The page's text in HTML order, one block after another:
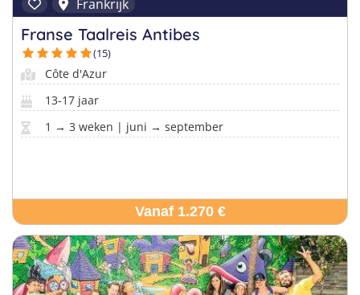
Vind jouw perfecte kamp
Beantwoord een paar korte vragen en wij doen de rest.
Frankrijk
Franse Taalreis Antibes
(15)
Côte d'Azur
13-17 jaar
1 → 3 weken | juni → september
Vanaf 1.270 €